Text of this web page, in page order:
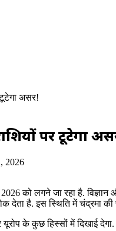
असर!
पर टूटेगा
2026
को लगने जा रहा है. विज्ञान
देता है. इस स्थिति में चंद्रमा
के कुछ हिस्सों में दिखाई